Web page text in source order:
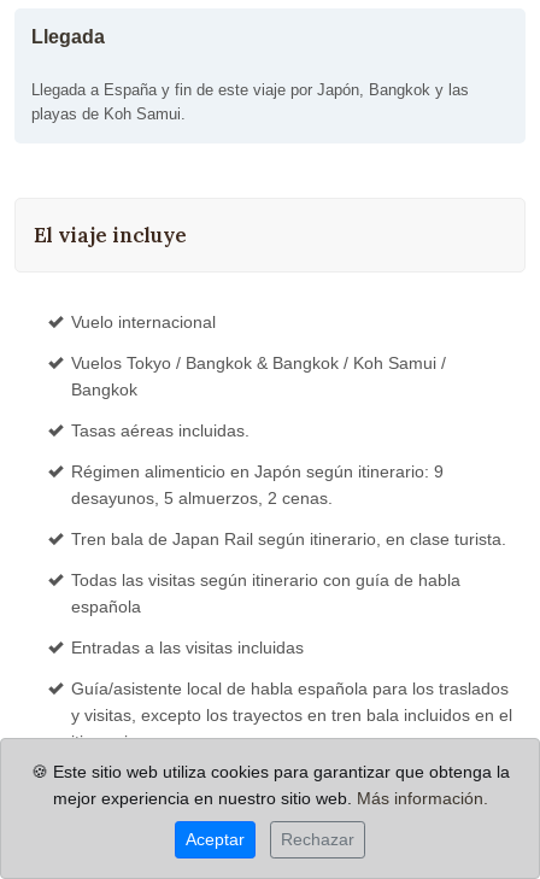
Llegada
Llegada a España y fin de este viaje por Japón, Bangkok y las
playas de Koh Samui.
El viaje incluye
Vuelo internacional
Vuelos Tokyo / Bangkok & Bangkok / Koh Samui /
Bangkok
Tasas aéreas incluidas.
Régimen alimenticio en Japón según itinerario: 9
desayunos, 5 almuerzos, 2 cenas.
Tren bala de Japan Rail según itinerario, en clase turista.
Todas las visitas según itinerario con guía de habla
española
Entradas a las visitas incluidas
Guía/asistente local de habla española para los traslados
y visitas, excepto los trayectos en tren bala incluidos en el
itinerario.
Todos los traslados privados según itinerario (en autocar,
mini-bus, coche privado, taxi o transporte público,
dependiendo del nº de pasajeros) con guía de habla
española, incluyendo las entradas a los monumentos
🍪 Este sitio web utiliza cookies para garantizar que obtenga la
mejor experiencia en nuestro sitio web. Más información.
Aceptar Rechazar